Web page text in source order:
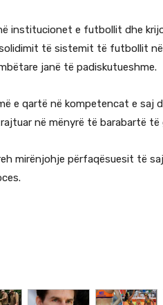
institucionet e futbollit dhe
të sistemit të futbollit
janë të padiskutueshme.
e qartë në kompetencat e saj
në mënyrë të barabartë të
mirënjohje përfaqësuesit të